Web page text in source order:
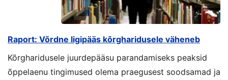
Raport: Võrdne ligipääs kõrgharidusele väheneb
Kõrgharidusele juurdepääsu parandamiseks peaksid
õppelaenu tingimused olema praegusest soodsamad ja